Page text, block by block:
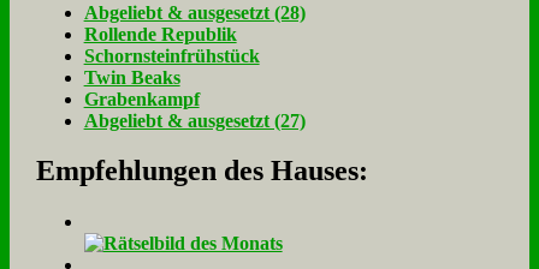
Ab­ge­liebt & aus­ge­setzt (28)
Rol­len­de Re­pu­blik
Schorn­stein­früh­stück
Twin Beaks
Gra­ben­kampf
Ab­ge­liebt & aus­ge­setzt (27)
Empfehlungen des Hauses: